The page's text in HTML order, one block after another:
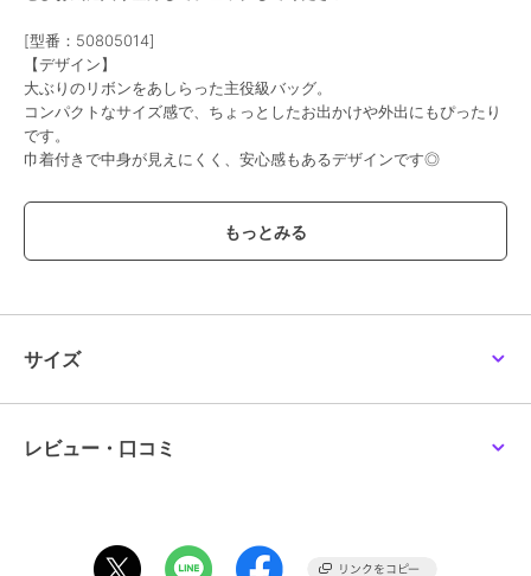
[型番：50805014]
【デザイン】
大ぶりのリボンをあしらった主役級バッグ。
コンパクトなサイズ感で、ちょっとしたお出かけや外出にもぴったり
です。
巾着付きで中身が見えにくく、安心感もあるデザインです◎
【素材】
カゴ風の編み素材が季節感を演出してくれます。
また、軽量で丈夫なので扱いやすいです。
画像のカラーが異なる場合もございます。
サイズ
レビュー・口コミ